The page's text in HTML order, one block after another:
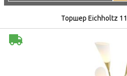
Торшер Eichholtz